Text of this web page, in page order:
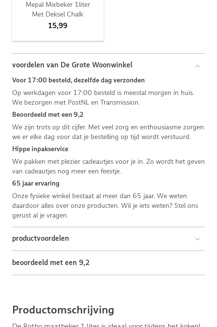
Mepal Mixbeker 1liter
Met Deksel Chalk
15,99
voordelen van De Grote Woonwinkel
Voor 17:00 besteld, dezelfde dag verzonden
Op werkdagen voor 17:00 besteld is meestal morgen in huis.
We bezorgen met PostNL en Transmission.
Beoordeeld met een 9,2
We zijn trots op dit cijfer. Met veel zorg en enthousiasme zorgen
we er elke dag voor dat je bestelling op tijd wordt verstuurd.
Hippe inpakservice
We pakken met plezier cadeautjes voor je in. Zo wordt het geven
van cadeautjes nog meer een feestje.
65 jaar ervaring
Onze fysieke winkel bestaat al meer dan 65 jaar. We weten
daardoor alles over onze producten. Wil je iets weten? Stel ons
gerust al je vragen.
productvoordelen
beoordeeld met een 9,2
Productomschrijving